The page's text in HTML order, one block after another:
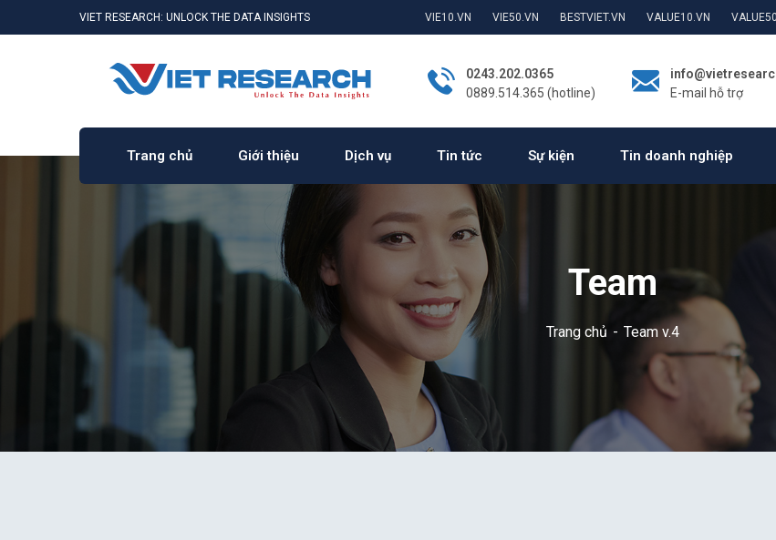
VIET RESEARCH: UNLOCK THE DATA INSIGHTS VIE10.VN VIE50.VN BESTVIET.VN VALUE10.VN
0243.202.0365
0889.514.365 (hotline)
E-mail hỗ trợ
Trang chủ Giới thiệu Dịch vụ Tin tức Sự kiện Tin doanh nghiệp
Team
Trang chủ Team v.4